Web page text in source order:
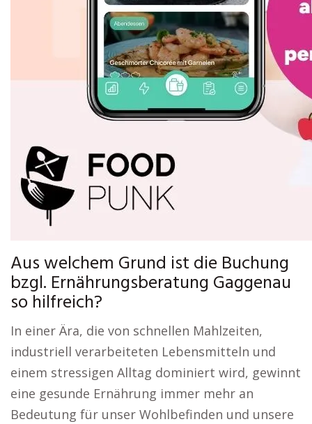
Aus welchem Grund ist die Buchung
bzgl. Ernährungsberatung Gaggenau
so hilfreich?
In einer Ära, die von schnellen Mahlzeiten,
industriell verarbeiteten Lebensmitteln und
einem stressigen Alltag dominiert wird, gewinnt
eine gesunde Ernährung immer mehr an
Bedeutung für unser Wohlbefinden und unsere